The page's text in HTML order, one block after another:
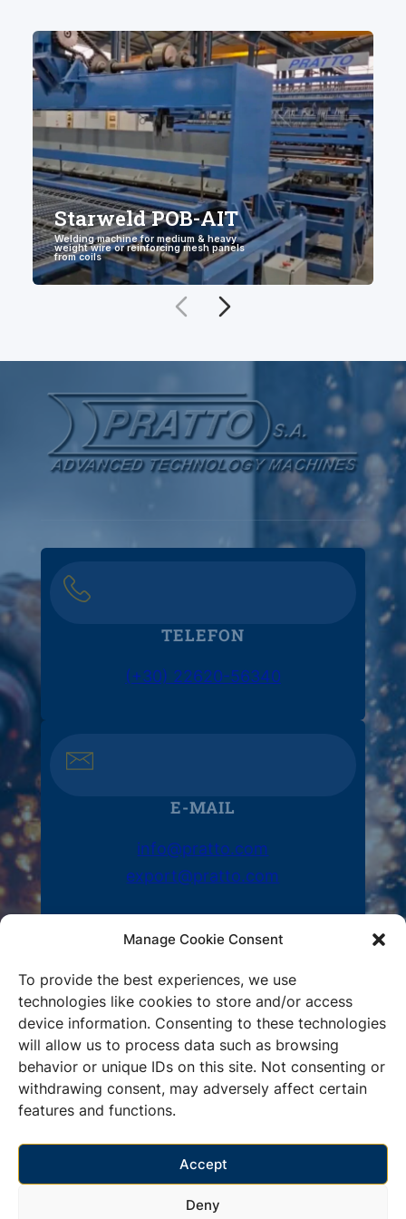
Manage Cookie Consent
To provide the best experiences, we use
technologies like cookies to store and/or access
device information. Consenting to these technologies
will allow us to process data such as browsing
behavior or unique IDs on this site. Not consenting or
withdrawing consent, may adversely affect certain
features and functions.
Accept
Deny
Starweld POB-AIT
Welding machine for medium & heavy
weight wire or reinforcing mesh panels
from coils
TELEFON
(+30) 22620-56340
E-MAIL
info@pratto.com
export@pratto.com
ADRES
Thesi Kontita Inoi,
Schimatari, 32009, Grecja
Privacy Policy